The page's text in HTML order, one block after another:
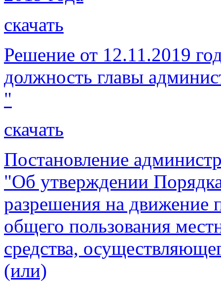
скачать
Решение от 12.11.2019
должность главы
"
скачать
Постановление
"Об утверждении
разрешения на движение
общего пользования
средства,
(или)